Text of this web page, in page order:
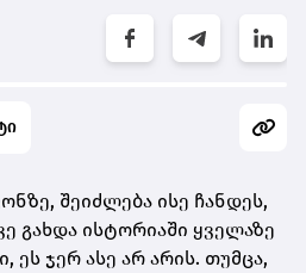
შეიძლება ისე ჩანდეს,
გახდა ისტორიაში ყველაზე
ეს ჯერ ასე არ არის. თუმცა,